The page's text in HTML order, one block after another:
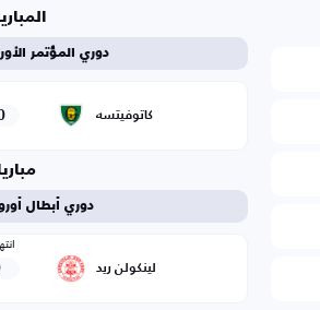
دوري المؤتمر
كاتوفيتسه
دوري أبطال
لينكولن ريد